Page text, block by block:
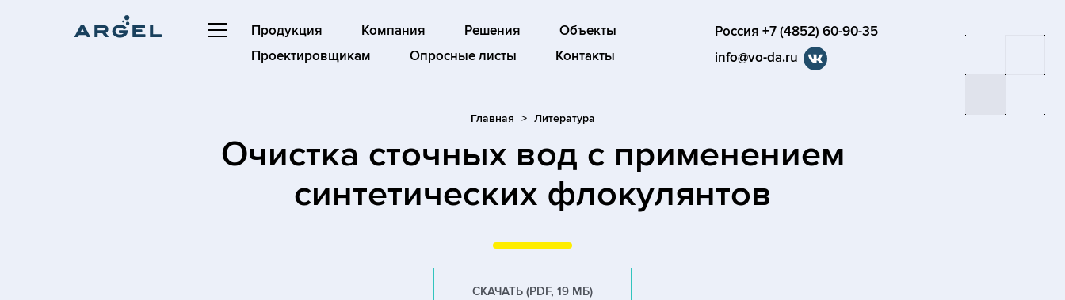
Продукция Компания Решения
Объекты
Проектировщикам
Опросные листы Контакты
Россия +7 (4852) 60-90-35
info@vo-da.ru
Главная Литература
Очистка сточных вод с применением
синтетических флокулянтов
СКАЧАТЬ (PDF, 19 МБ)